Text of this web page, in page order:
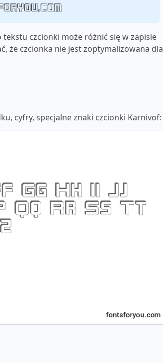
czcionki może różnić się w zapisie
że czcionka nie jest zoptymalizowana dla
cyfry, specjalne znaki czcionki Karnivof: